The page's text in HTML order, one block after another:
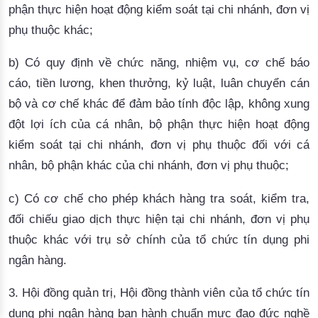
phận thực hiện hoạt động kiểm soát tại chi nhánh, đơn vị
phụ thuộc khác;
b) Có quy định về chức năng, nhiệm vụ, cơ chế báo
cáo, tiền lương, khen thưởng, kỷ luật, luân chuyển cán
bộ và cơ chế khác để đảm bảo tính độc lập, không xung
đột lợi ích của cá nhân, bộ phận thực hiện hoạt động
kiểm soát tại chi nhánh, đơn vị phụ thuộc đối với cá
nhân, bộ phận khác của chi nhánh, đơn vị phụ thuộc;
c) Có cơ chế cho phép khách hàng tra soát, kiểm tra,
đối chiếu giao dịch thực hiện tại chi nhánh, đơn vị phụ
thuộc khác với trụ sở chính của tổ chức tín dụng phi
ngân hàng.
3. Hội đồng quản trị, Hội đồng thành viên của tổ chức tín
dụng phi ngân hàng ban hành chuẩn mực đạo đức nghề